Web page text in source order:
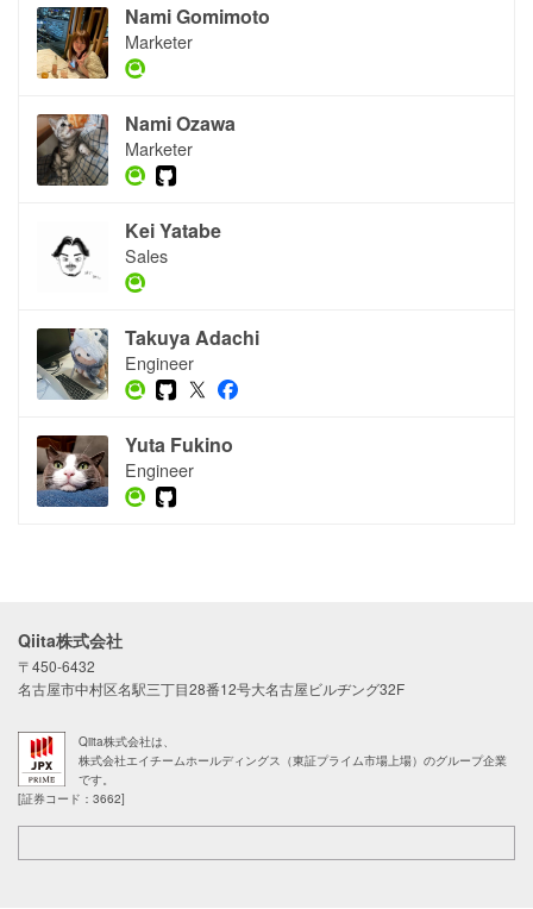
Nami Gomimoto
Marketer
Nami Ozawa
Marketer
Kei Yatabe
Sales
Takuya Adachi
Engineer
Yuta Fukino
Engineer
Qiita株式会社
〒450-6432
名古屋市中村区名駅三丁目28番12号大名古屋ビルヂング32F
Qiita株式会社は、
株式会社エイチームホールディングス（東証プライム市場上場）のグループ企業
です。
[証券コード：3662]